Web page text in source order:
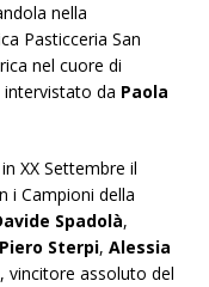
nella
Pasticceria San
nel cuore di
intervistato da Paola
XX Settembre il
i Campioni della
Spadolà,
Sterpi, Alessia
, vincitore assoluto del